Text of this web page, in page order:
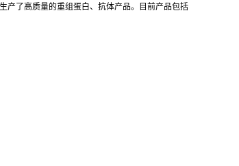
产了高质量的重组蛋白、抗体产品。目前产品包括